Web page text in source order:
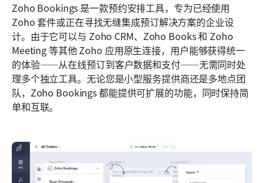
Zoho Bookings 是一款预约安排工具，专为已经使用
Zoho 套件或正在寻找无缝集成预订解决方案的企业设
计。由于它可以与 Zoho CRM、Zoho Books 和 Zoho
Meeting 等其他 Zoho 应用原生连接，用户能够获得统一
的体验——从在线预订到客户数据和支付——无需同时处
理多个独立工具。无论您是小型服务提供商还是多地点团
队，Zoho Bookings 都能提供可扩展的功能，同时保持简
单和互联。